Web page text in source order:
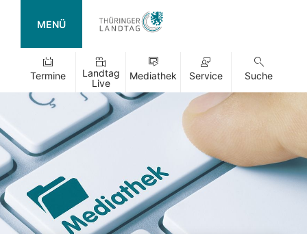
MENÜ
Termine
Landtag
Live
Mediathek Service Suche